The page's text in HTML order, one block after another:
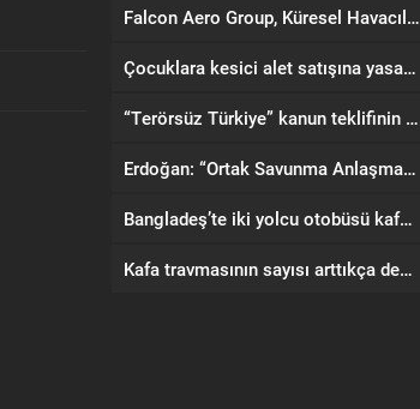
Falcon Aero Group, Küresel Havacılık Tedarik Zincirinde Türkiye’den Dünyaya Açılıyor
Çocuklara kesici alet satışına yasak ve ceza infazında yeni dönem
“Terörsüz Türkiye” kanun teklifinin ayrıntıları belli oldu: Soruşturma ve infazlara erteleme
Erdoğan: “Ortak Savunma Anlaşması bölgesel istikrarı hedefliyor”
Bangladeş’te iki yolcu otobüsü kafa kafaya çarpıştı: 8 ölü, 25 yaralı
Kafa travmasının sayısı arttıkça demans riski yükseliyor